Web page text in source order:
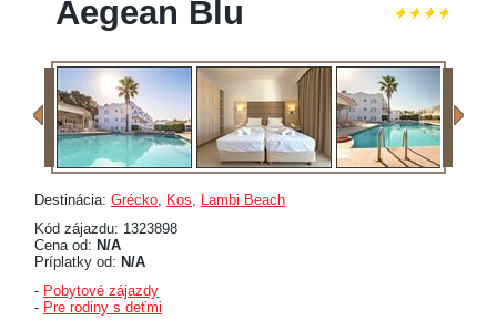
Aegean Blu
Destinácia: Grécko, Kos, Lambi Beach
Kód zájazdu: 1323898
Cena od: N/A
Príplatky od: N/A
- Pobytové zájazdy
- Pre rodiny s deťmi